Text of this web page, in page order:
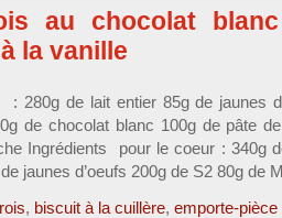
au chocolat
la vanille
: 280g de lait entier 85g de jaunes
de chocolat blanc 100g de pâte
Ingrédients pour le coeur : 340g
jaunes d’oeufs 200g de S2 80g de
, biscuit à la cuillère, emporte-pièce